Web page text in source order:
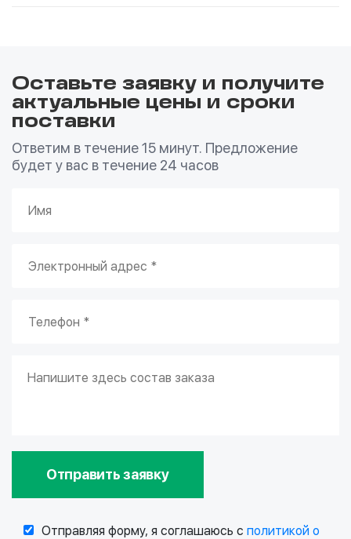
Оставьте заявку и получите
актуальные цены и сроки
поставки
Ответим в течение 15 минут. Предложение
будет у вас в течение 24 часов
Отправить заявку
Отправляя форму, я соглашаюсь с политикой о